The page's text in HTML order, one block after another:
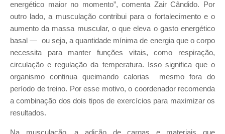
energético maior no momento”, comenta Zair Cândido. Por
outro lado, a musculação contribui para o fortalecimento e o
aumento da massa muscular, o que eleva o gasto energético
basal — ou seja, a quantidade mínima de energia que o corpo
necessita para manter funções vitais, como respiração,
circulação e regulação da temperatura. Isso significa que o
organismo continua queimando calorias mesmo fora do
período de treino. Por esse motivo, o coordenador recomenda
a combinação dos dois tipos de exercícios para maximizar os
resultados.